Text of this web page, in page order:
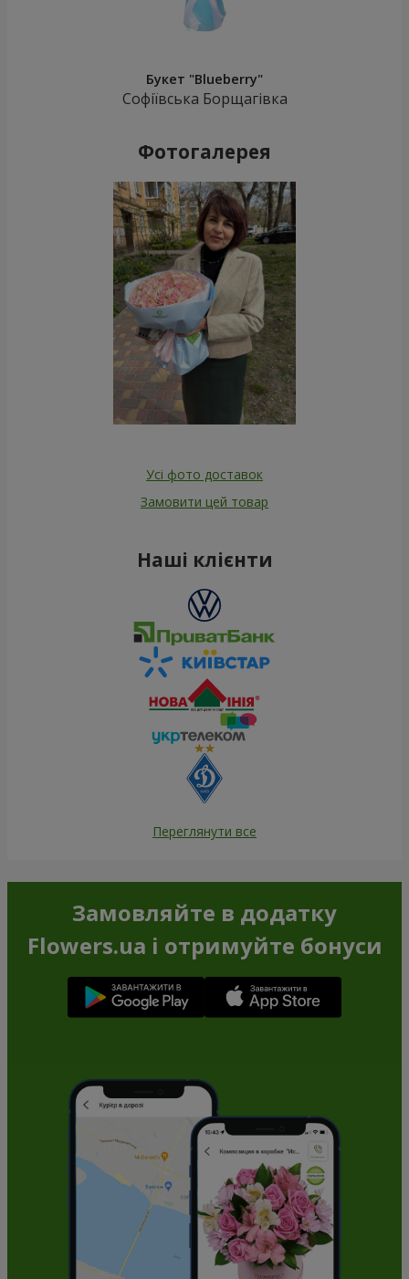
Букет "Blueberry"
Софіївська Борщагівка
Фотогалерея
Усі фото доставок
Замовити цей товар
Наші клієнти
Переглянути все
Замовляйте в додатку
Flowers.ua і отримуйте бонуси